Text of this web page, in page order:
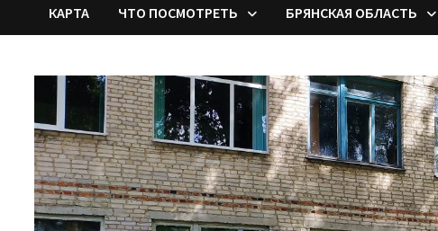
КАРТА ЧТО ПОСМОТРЕТЬ БРЯНСКАЯ ОБЛАСТЬ